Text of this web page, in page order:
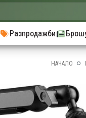
Разпродажби
НАЧАЛО